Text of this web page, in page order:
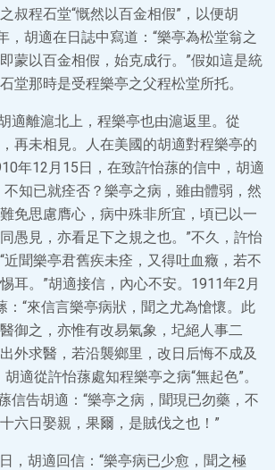
叔程石堂“慨然以百金相假”，以便胡
，胡適在日誌中寫道：“樂亭為松堂翁之
蒙以百金相假，始克成行。”假如這是統
堂那時是受程樂亭之父程松堂所托。
適離滬北上，程樂亭也由滬返里。從
再未相見。人在美國的胡適對程樂亭的
年12月15日，在致許怡蓀的信中，胡適
不知已就痊否？樂亭之病，雖由體弱，然
免思慮膺心，病中殊非所宜，頃已以一
愚見，亦看足下之規之也。”不久，許怡
近聞樂亭君舊疾未痊，又得吐血癥，若不
耳。”胡適接信，內心不安。1911年2月
：“來信言樂亭病狀，聞之尤為愴懷。此
御之，亦惟有改易氣象，圮絕人事二
外求醫，若沿襲鄉里，改日后悔不成及
適從許怡蓀處知程樂亭之病“無起色”。
信告胡適：“樂亭之病，聞現已勿藥，不
六日娶親，果爾，是賊伐之也！”
，胡適回信：“樂亭病已少愈，聞之極